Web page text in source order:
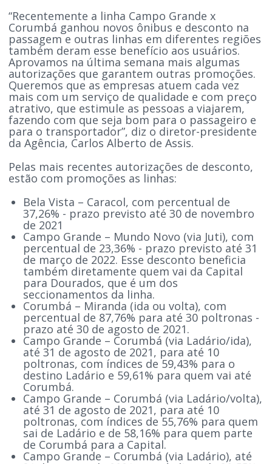
“Recentemente a linha Campo Grande x
Corumbá ganhou novos ônibus e desconto na
passagem e outras linhas em diferentes regiões
também deram esse benefício aos usuários.
Aprovamos na última semana mais algumas
autorizações que garantem outras promoções.
Queremos que as empresas atuem cada vez
mais com um serviço de qualidade e com preço
atrativo, que estimule as pessoas a viajarem,
fazendo com que seja bom para o passageiro e
para o transportador”, diz o diretor-presidente
da Agência, Carlos Alberto de Assis.
Pelas mais recentes autorizações de desconto,
estão com promoções as linhas:
Bela Vista – Caracol, com percentual de
37,26% - prazo previsto até 30 de novembro
de 2021
Campo Grande – Mundo Novo (via Juti), com
percentual de 23,36% - prazo previsto até 31
de março de 2022. Esse desconto beneficia
também diretamente quem vai da Capital
para Dourados, que é um dos
seccionamentos da linha.
Corumbá – Miranda (ida ou volta), com
percentual de 87,76% para até 30 poltronas -
prazo até 30 de agosto de 2021.
Campo Grande – Corumbá (via Ladário/ida),
até 31 de agosto de 2021, para até 10
poltronas, com índices de 59,43% para o
destino Ladário e 59,61% para quem vai até
Corumbá.
Campo Grande – Corumbá (via Ladário/volta),
até 31 de agosto de 2021, para até 10
poltronas, com índices de 55,76% para quem
sai de Ladário e de 58,16% para quem parte
de Corumbá para a Capital.
Campo Grande – Corumbá (via Ladário), até